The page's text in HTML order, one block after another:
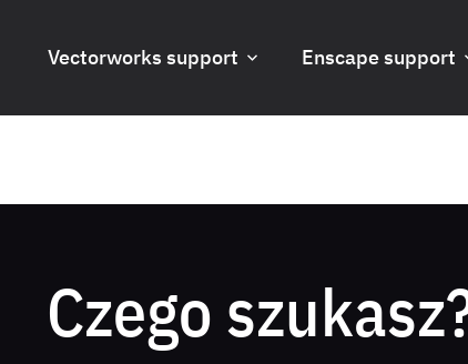
Vectorworks support Enscape support
Czego